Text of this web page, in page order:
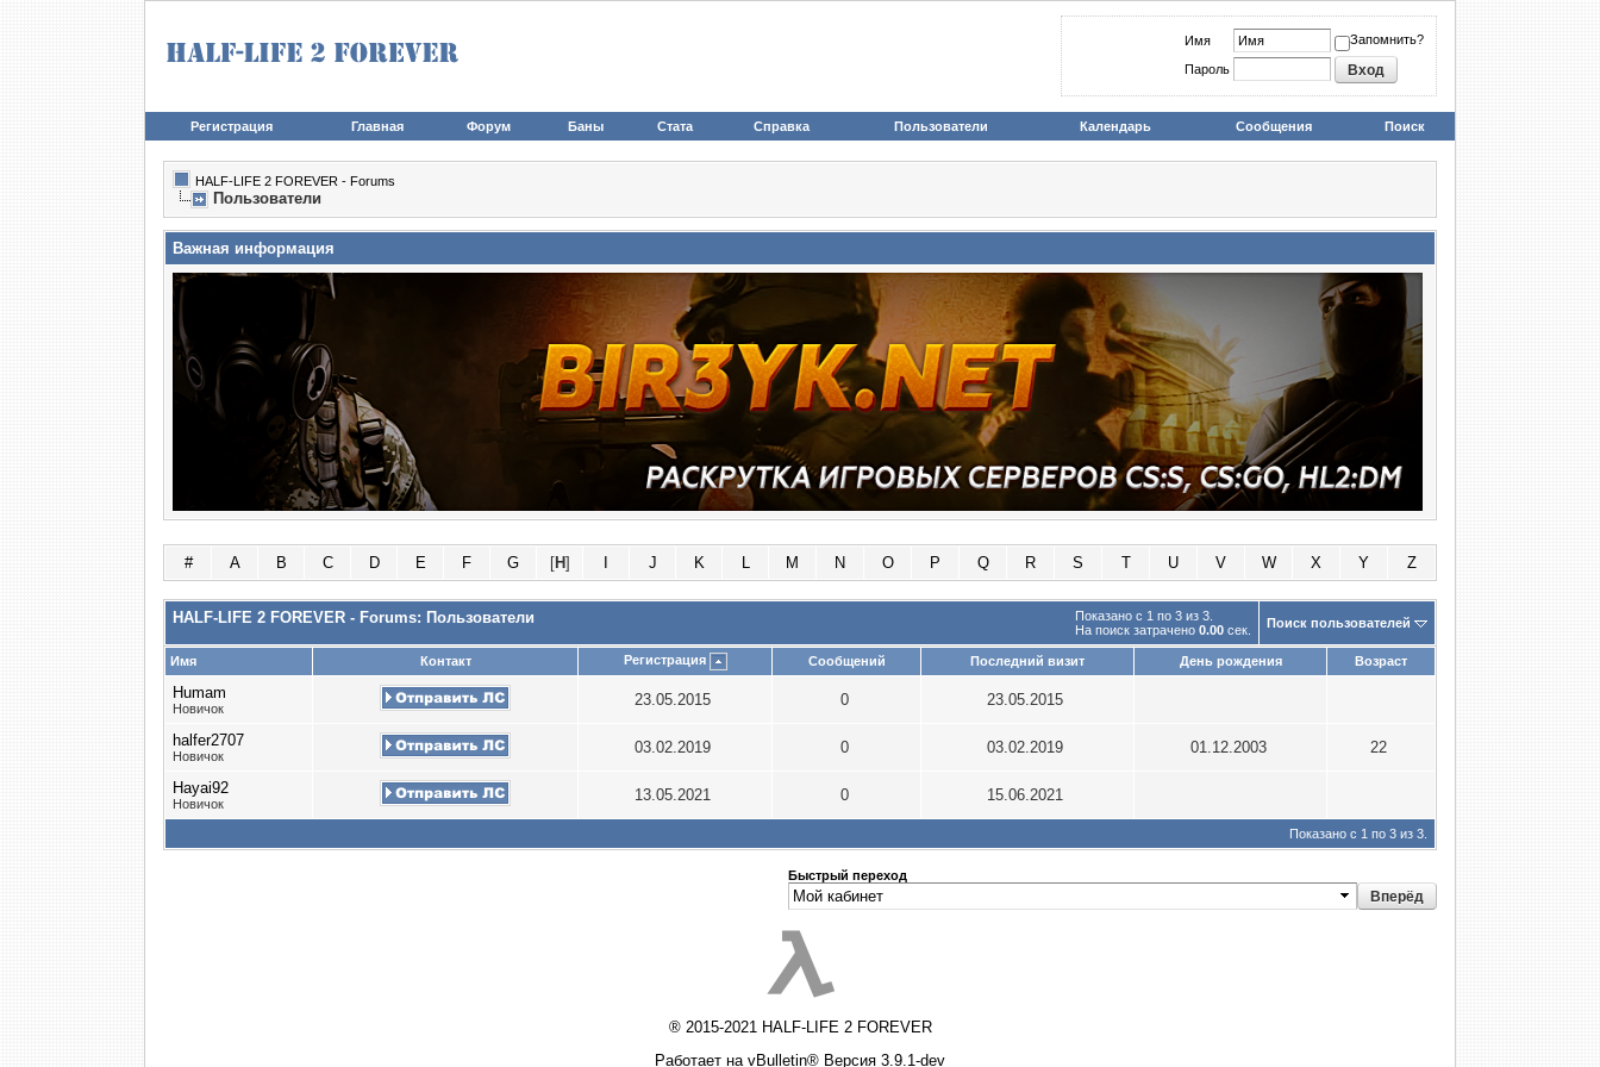
Имя Запомнить?
Пароль
Регистрация Главная Форум Баны Стата Справка Пользователи Календарь Сообщения Поиск
HALF-LIFE 2 FOREVER - Forums
Пользователи
Важная информация
# A B C D E F G [H] J K L M N O P Q R S T U V W X Y Z
Показано с 1 по 3 из 3.
На поиск затрачено 0.00 сек.
HALF-LIFE 2 FOREVER - Forums: Пользователи Поиск пользователей
Имя Контакт Регистрация Сообщений Последний визит День рождения Возраст
Humam
Новичок 23.05.2015 0 23.05.2015
halfer2707
Новичок 03.02.2019 0 03.02.2019 01.12.2003 22
Hayai92
Новичок 13.05.2021 0 15.06.2021
Показано с 1 по 3 из 3.
Быстрый переход
® 2015-2021 HALF-LIFE 2 FOREVER
Работает на vBulletin® Версия 3.9.1-dev